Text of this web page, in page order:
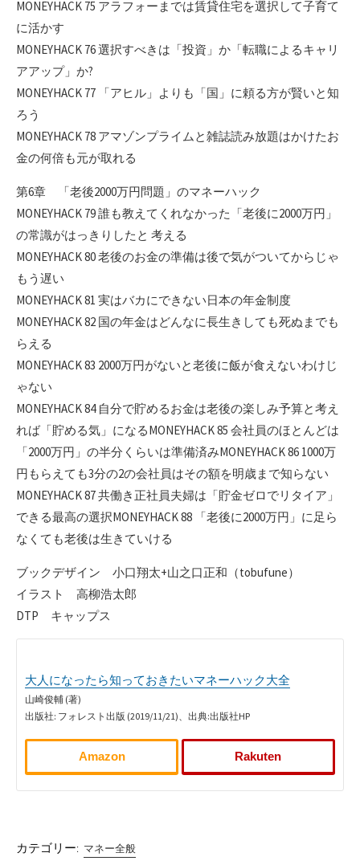
MONEYHACK 75 アラフォーまでは賃貸住宅を選択して子育て
に活かす
MONEYHACK 76 選択すべきは「投資」か「転職によるキャリ
アアップ」か?
MONEYHACK 77 「アヒル」よりも「国」に頼る方が賢いと知
ろう
MONEYHACK 78 アマゾンプライムと雑誌読み放題はかけたお
金の何倍も元が取れる
第6章 「老後2000万円問題」のマネーハック
MONEYHACK 79 誰も教えてくれなかった「老後に2000万円」
の常識がはっきりしたと 考える
MONEYHACK 80 老後のお金の準備は後で気がついてからじゃ
もう遅い
MONEYHACK 81 実はバカにできない日本の年金制度
MONEYHACK 82 国の年金はどんなに長生きしても死ぬまでも
らえる
MONEYHACK 83 2000万円がないと老後に飯が食えないわけじ
ゃない
MONEYHACK 84 自分で貯めるお金は老後の楽しみ予算と考え
れば「貯める気」になるMONEYHACK 85 会社員のほとんどは
「2000万円」の半分くらいは準備済みMONEYHACK 86 1000万
円もらえても3分の2の会社員はその額を明歳まで知らない
MONEYHACK 87 共働き正社員夫婦は「貯金ゼロでリタイア」
できる最高の選択MONEYHACK 88 「老後に2000万円」に足ら
なくても老後は生きていける
ブックデザイン 小口翔太+山之口正和（tobufune）
イラスト 高柳浩太郎
DTP キャップス
大人になったら知っておきたいマネーハック大全
山崎俊輔 (著)
出版社: フォレスト出版 (2019/11/21)、出典:出版社HP
Amazon Rakuten
カテゴリー: マネー全般